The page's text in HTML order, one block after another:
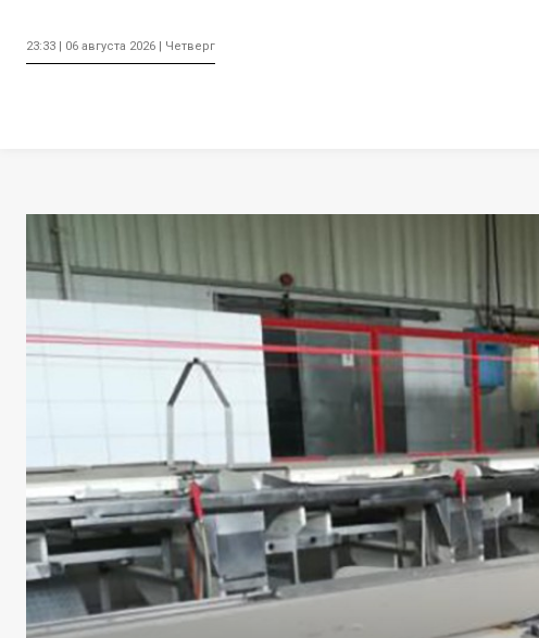
23:33 | 06 августа 2026 | Четверг